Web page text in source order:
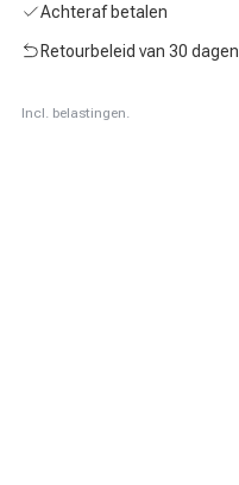
Achteraf betalen
Retourbeleid van 30 dagen
Incl. belastingen.